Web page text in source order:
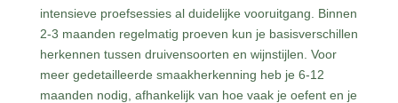
intensieve proefsessies al duidelijke vooruitgang. Binnen
2-3 maanden regelmatig proeven kun je basisverschillen
herkennen tussen druivensoorten en wijnstijlen. Voor
meer gedetailleerde smaakherkenning heb je 6-12
maanden nodig, afhankelijk van hoe vaak je oefent en je